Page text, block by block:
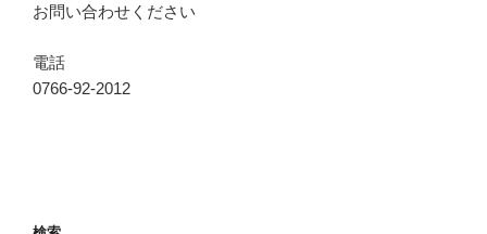
お問い合わせください
電話
0766-92-2012